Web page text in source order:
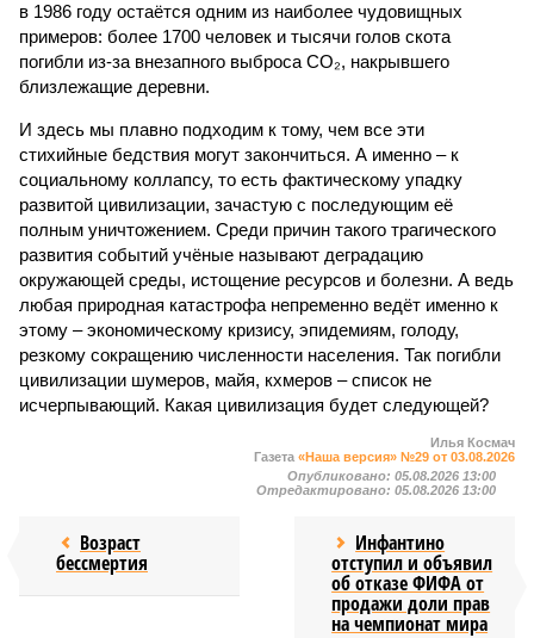
в 1986 году остаётся одним из наиболее чудовищных
примеров: более 1700 человек и тысячи голов скота
погибли из-за внезапного выброса CO₂, накрывшего
близлежащие деревни.
И здесь мы плавно подходим к тому, чем все эти
стихийные бедствия могут закончиться. А именно – к
социальному коллапсу, то есть фактическому упадку
развитой цивилизации, зачастую с последующим её
полным уничтожением. Среди причин такого трагического
развития событий учёные называют деградацию
окружающей среды, истощение ресурсов и болезни. А ведь
любая природная катастрофа непременно ведёт именно к
этому – экономическому кризису, эпидемиям, голоду,
резкому сокращению численности населения. Так погибли
цивилизации шумеров, майя, кхмеров – список не
исчерпывающий. Какая цивилизация будет следующей?
Илья Космач
Газета «Наша версия» №29 от 03.08.2026
Опубликовано: 05.08.2026 13:00
Отредактировано: 05.08.2026 13:00
Возраст
бессмертия
Инфантино
отступил и объявил
об отказе ФИФА от
продажи доли прав
на чемпионат мира